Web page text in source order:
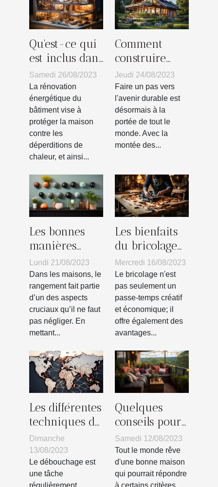
Qu'est-ce qui
est inclus dans
la rénovation
énergétique
d'un bâtiment
?
Samedi 26/08/2023
La rénovation
énergétique du
bâtiment vise à
protéger la maison
contre les
déperditions de
chaleur, et ainsi...
Comment
construire
votre propre
habitat vert :
guide pas à
pas
Jeudi 24/08/2023
Faire un pas vers
l'avenir durable est
désormais à la
portée de tout le
monde. Avec la
montée des...
Les bonnes
manières
pour choisir
son crochet
mural
Lundi 21/08/2023
Dans les maisons, le
rangement fait partie
d’un des aspects
cruciaux qu’il ne faut
pas négliger. En
mettant...
Les bienfaits
du bricolage
sur la santé
mentale
Mercredi 16/08/2023
Le bricolage n'est
pas seulement un
passe-temps créatif
et économique; il
offre également des
avantages...
Les différentes
techniques de
débouchage
utilisées dans
le monde
Dimanche
13/08/2023
Le débouchage est
une tâche
régulièrement
Quelques
conseils pour
bien profiter
du petit
espace de son
balcon
Samedi 12/08/2023
Tout le monde rêve
d'une bonne maison
qui pourrait répondre
à certains critères